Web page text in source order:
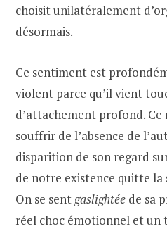
choisit unilatéralement
désormais.
Ce sentiment est
violent parce qu’il vient
d’attachement profond. Ce
souffrir de l’absence de
disparition de son regard
de notre existence quitte la
On se sent gaslightée de sa
réel choc émotionnel et